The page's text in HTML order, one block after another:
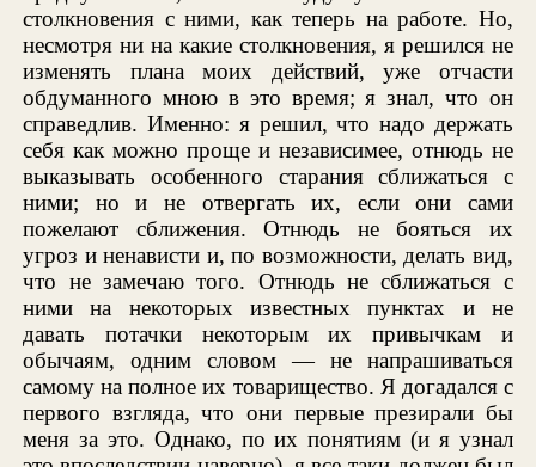
столкновения с ними, как теперь на работе. Но,
несмотря ни на какие столкновения, я решился не
изменять плана моих действий, уже отчасти
обдуманного мною в это время; я знал, что он
справедлив. Именно: я решил, что надо держать
себя как можно проще и независимее, отнюдь не
выказывать особенного старания сближаться с
ними; но и не отвергать их, если они сами
пожелают сближения. Отнюдь не бояться их
угроз и ненависти и, по возможности, делать вид,
что не замечаю того. Отнюдь не сближаться с
ними на некоторых известных пунктах и не
давать потачки некоторым их привычкам и
обычаям, одним словом — не напрашиваться
самому на полное их товарищество. Я догадался с
первого взгляда, что они первые презирали бы
меня за это. Однако, по их понятиям (и я узнал